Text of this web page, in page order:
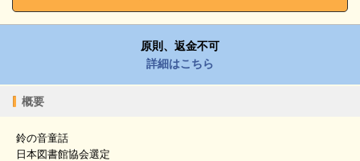
原則、返金不可
詳細はこちら
概要
鈴の音童話
日本図書館協会選定